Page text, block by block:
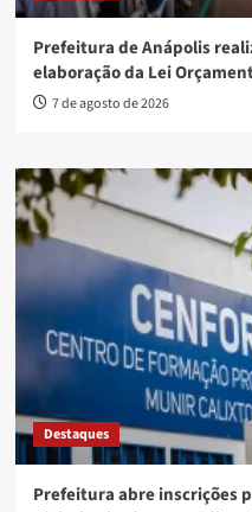
Prefeitura de Anápolis
elaboração da Lei
7 de agosto de 2026
Destaques
Prefeitura abre inscrições